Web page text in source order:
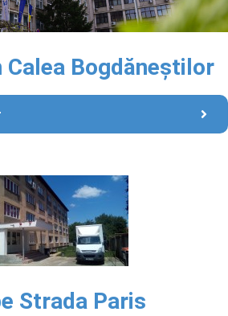
Calea Bogdăneștilor
Strada Paris